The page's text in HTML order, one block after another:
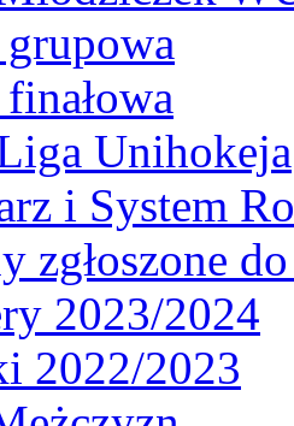
grupowa
Unihokeja
i System
zgłoszone
2023/2024
2022/2023